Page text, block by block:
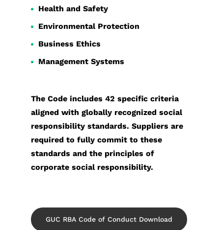
Health and Safety
Environmental Protection
Business Ethics
Management Systems
The Code includes 42 specific criteria
aligned with globally recognized social
responsibility standards. Suppliers are
required to fully commit to these
standards and the principles of
corporate social responsibility.
GUC RBA Code of Conduct Download